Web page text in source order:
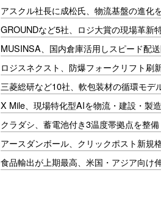
アスクル社長に成松氏、物流基盤の進化
GROUNDなど5社、ロジ大賞の現場革新
MUSINSA、国内倉庫活用しスピード配
ロジスネクスト、防爆フォークリフト刷
三菱総研など10社、軟包装材の循環モデ
X Mile、現場特化型AIを物流・建設・製
クラダシ、蓄電池付き3温度帯拠点を整備
アースダンボール、クリックポスト新規
食品輸出が上期最高、米国・アジア向け